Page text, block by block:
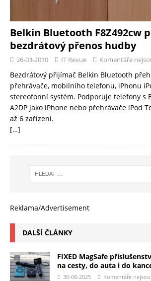
Belkin Bluetooth F8Z492cw
bezdrátový přenos hudby
26-03-2010 IT Revue Komentáře
Bezdrátový přijímač Belkin Bluetooth
přehrávače, mobilního telefonu, iPhonu
stereofonní systém. Podporuje telefony s
A2DP jako iPhone nebo přehrávače iPod
až 6 zařízení.
[…]
Reklama/Advertisement
DALŠÍ ČLÁNKY
FIXED MagSafe
na cesty, do auta i do
30-08-2025 Komentáře